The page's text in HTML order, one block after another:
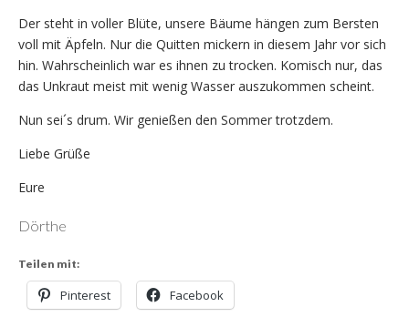
Der steht in voller Blüte, unsere Bäume hängen zum Bersten
voll mit Äpfeln. Nur die Quitten mickern in diesem Jahr vor sich
hin. Wahrscheinlich war es ihnen zu trocken. Komisch nur, das
das Unkraut meist mit wenig Wasser auszukommen scheint.
Nun sei´s drum. Wir genießen den Sommer trotzdem.
Liebe Grüße
Eure
Dörthe
Teilen mit:
Pinterest Facebook